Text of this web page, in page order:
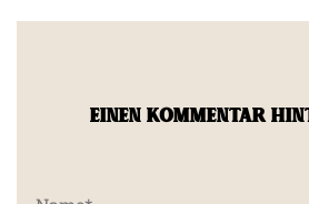
EINEN KOMMENTAR